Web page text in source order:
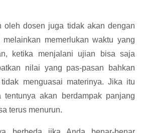
oleh dosen juga tidak akan dengan
memerlukan waktu yang
ketika menjalani ujian bisa saja
nilai yang pas-pasan bahkan
menguasai materinya. Jika itu
tentunya akan berdampak panjang
terus menurun.